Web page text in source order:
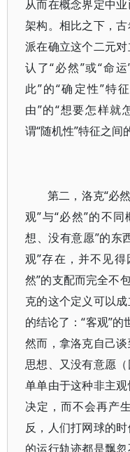
从而在概念界定中
架构。相比之下，
派在确立这个二元
认了“必然”或“命
此”的“确定性”特
由”的“想要怎样就
谓“随机性”特征之间
第二，洛克“必
观”与“必然”的不
想、没有意愿”的东
观”存在，并不见
然”的支配而完全不
克的这个定义可以
的结论了：“客观”的
然而，拿洛克自己
思想、又没有意愿
单单由于这种非主
决定，而不会再产
反，人们打网球的
的运行轨迹都是飘